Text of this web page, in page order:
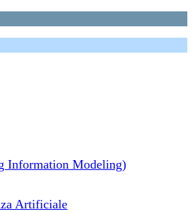
Information Modeling)
Artificiale